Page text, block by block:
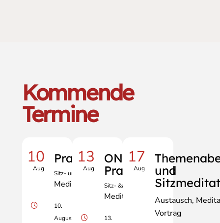
Kommende
Termine
10
Aug
Praxisabend
Sitz- und Gehmeditation
Meditation
10.
August
13
Aug
ONLINE
Praxisabend
Sitz- &amp; Gehmeditation
Meditation
13.
17
Aug
und
Austausch
Vortrag